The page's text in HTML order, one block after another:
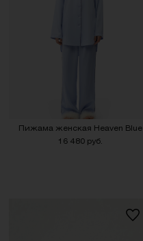
Пижама женская Heaven Blue
16 480 руб.